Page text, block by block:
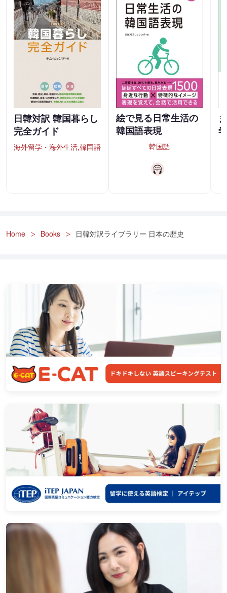
日韓対訳 韓国暮らし
完全ガイド
海外留学・海外生活,韓国語
絵で見る日常生活の
韓国語表現
韓国語
Home Books 日韓対訳ライブラリー 日本の歴史